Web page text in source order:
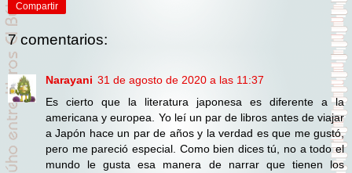
Compartir
7 comentarios:
Narayani 31 de agosto de 2020 a las 11:37
Es cierto que la literatura japonesa es diferente a la
americana y europea. Yo leí un par de libros antes de viajar
a Japón hace un par de años y la verdad es que me gustó,
pero me pareció especial. Como bien dices tú, no a todo el
mundo le gusta esa manera de narrar que tienen los